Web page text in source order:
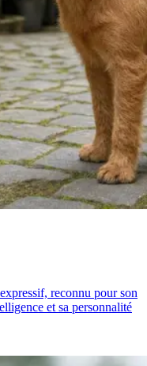
reconnu pour son
et sa personnalité